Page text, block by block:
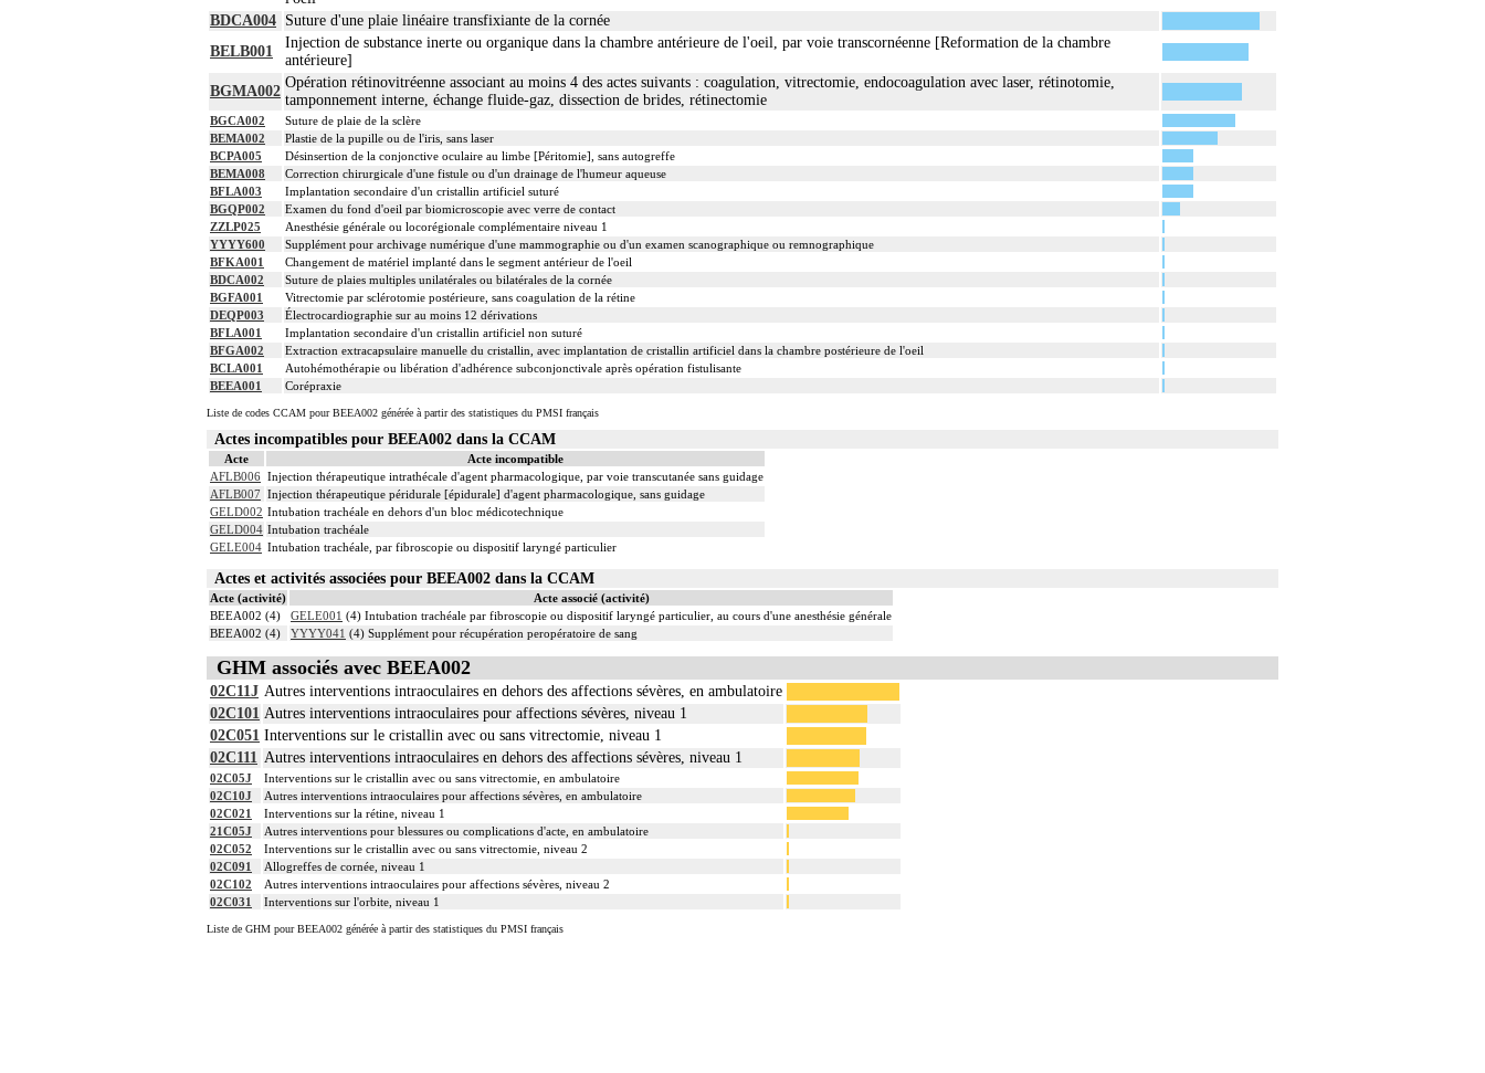
BDCA004 Suture d'une plaie linéaire transfixiante de la cornée
BELB001
Injection de substance inerte ou organique dans la chambre antérieure de l'oeil, par voie transcornéenne [Reformation de la chambre
antérieure]
BGMA002
Opération rétinovitréenne associant au moins 4 des actes suivants : coagulation, vitrectomie, endocoagulation avec laser, rétinotomie,
tamponnement interne, échange fluide-gaz, dissection de brides, rétinectomie
BGCA002
Suture de plaie de la sclère
BEMA002
Plastie de la pupille ou de l'iris, sans laser
BCPA005
Désinsertion de la conjonctive oculaire au limbe [Péritomie], sans autogreffe
BEMA008
Correction chirurgicale d'une fistule ou d'un drainage de l'humeur aqueuse
BFLA003
Implantation secondaire d'un cristallin artificiel suturé
BGQP002
Examen du fond d'oeil par biomicroscopie avec verre de contact
ZZLP025
Anesthésie générale ou locorégionale complémentaire niveau 1
YYYY600
Supplément pour archivage numérique d'une mammographie ou d'un examen scanographique ou remnographique
BFKA001
Changement de matériel implanté dans le segment antérieur de l'oeil
BDCA002
Suture de plaies multiples unilatérales ou bilatérales de la cornée
BGFA001
Vitrectomie par sclérotomie postérieure, sans coagulation de la rétine
DEQP003
Électrocardiographie sur au moins 12 dérivations
BFLA001
Implantation secondaire d'un cristallin artificiel non suturé
BFGA002
Extraction extracapsulaire manuelle du cristallin, avec implantation de cristallin artificiel dans la chambre postérieure de l'oeil
BCLA001
Autohémothérapie ou libération d'adhérence subconjonctivale après opération fistulisante
BEEA001
Corépraxie
Liste de codes CCAM pour BEEA002 générée à partir des statistiques du PMSI français
Actes incompatibles pour BEEA002 dans la CCAM
Acte
Acte incompatible
AFLB006 Injection thérapeutique intrathécale d'agent pharmacologique, par voie transcutanée sans guidage
AFLB007 Injection thérapeutique péridurale [épidurale] d'agent pharmacologique, sans guidage
GELD002 Intubation trachéale en dehors d'un bloc médicotechnique
GELD004 Intubation trachéale
GELE004 Intubation trachéale, par fibroscopie ou dispositif laryngé particulier
Actes et activités associées pour BEEA002 dans la CCAM
Acte (activité)
Acte associé (activité)
BEEA002 (4)
GELE001 (4) Intubation trachéale par fibroscopie ou dispositif laryngé particulier, au cours d'une anesthésie générale
BEEA002 (4)
YYYY041 (4) Supplément pour récupération peropératoire de sang
GHM associés avec BEEA002
02C11J Autres interventions intraoculaires en dehors des affections sévères, en ambulatoire
02C101 Autres interventions intraoculaires pour affections sévères, niveau 1
02C051 Interventions sur le cristallin avec ou sans vitrectomie, niveau 1
02C111 Autres interventions intraoculaires en dehors des affections sévères, niveau 1
02C05J
Interventions sur le cristallin avec ou sans vitrectomie, en ambulatoire
02C10J
Autres interventions intraoculaires pour affections sévères, en ambulatoire
02C021
Interventions sur la rétine, niveau 1
21C05J
Autres interventions pour blessures ou complications d'acte, en ambulatoire
02C052
Interventions sur le cristallin avec ou sans vitrectomie, niveau 2
02C091
Allogreffes de cornée, niveau 1
02C102
Autres interventions intraoculaires pour affections sévères, niveau 2
02C031
Interventions sur l'orbite, niveau 1
Liste de GHM pour BEEA002 générée à partir des statistiques du PMSI français